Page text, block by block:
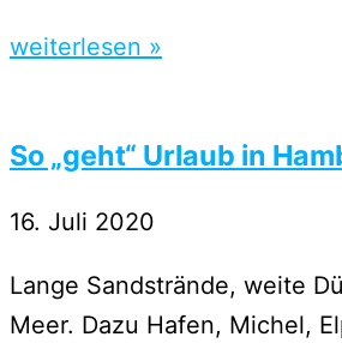
weiterlesen »
So „geht“ Urlaub in
16. Juli 2020
Lange Sandstrände, weite
Meer. Dazu Hafen, Michel,